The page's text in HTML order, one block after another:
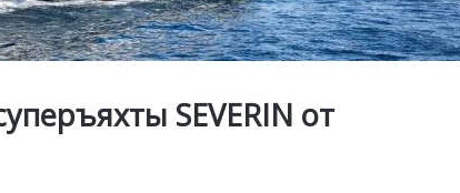
SEVERIN от